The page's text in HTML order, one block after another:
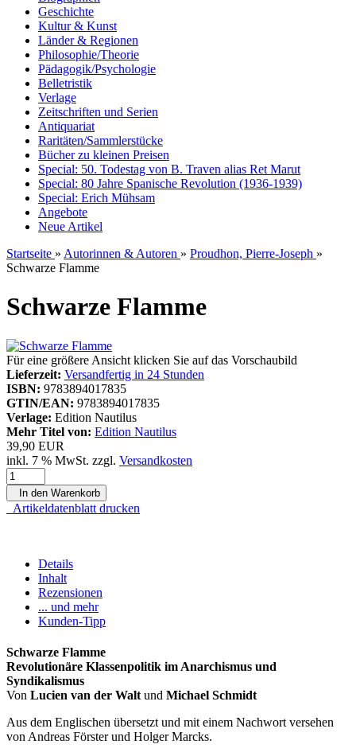
Geschichte
Kultur & Kunst
Länder & Regionen
Philosophie/Theorie
Pädagogik/Psychologie
Belletristik
Verlage
Zeitschriften und Serien
Antiquariat
Raritäten/Sammlerstücke
Bücher zu kleinen Preisen
Special: 50. Todestag von B. Traven alias Ret Marut
Special: 80 Jahre Spanische Revolution (1936-1939)
Special: Erich Mühsam
Angebote
Neue Artikel
Startseite » Autorinnen & Autoren » Proudhon, Pierre-Joseph »
Schwarze Flamme
Schwarze Flamme
Für eine größere Ansicht klicken Sie auf das Vorschaubild
Lieferzeit: Versandfertig in 24 Stunden
ISBN: 9783894017835
GTIN/EAN: 9783894017835
Verlage: Edition Nautilus
Mehr Titel von: Edition Nautilus
39,90 EUR
inkl. 7 % MwSt. zzgl. Versandkosten
In den Warenkorb
Artikeldatenblatt drucken
Details
Inhalt
Rezensionen
... und mehr
Kunden-Tipp
Schwarze Flamme
Revolutionäre Klassenpolitik im Anarchismus und
Syndikalismus
Von Lucien van der Walt und Michael Schmidt
Aus dem Englischen übersetzt und mit einem Nachwort versehen
von Andreas Förster und Holger Marcks.